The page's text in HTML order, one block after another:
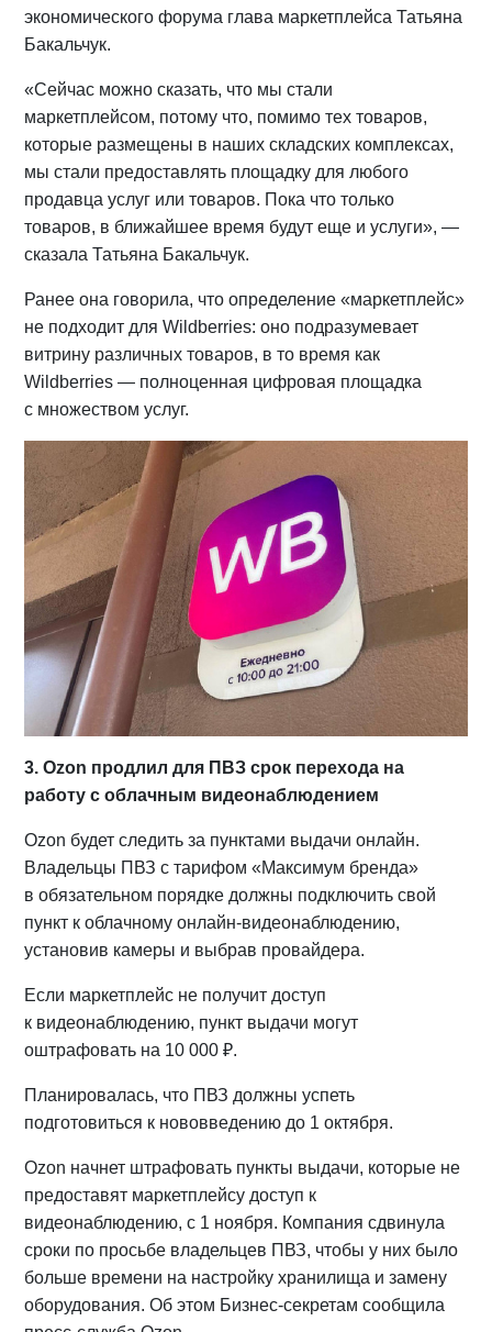
экономического форума глава маркетплейса Татьяна
Бакальчук.
«Сейчас можно сказать, что мы стали
маркетплейсом, потому что, помимо тех товаров,
которые размещены в наших складских комплексах,
мы стали предоставлять площадку для любого
продавца услуг или товаров. Пока что только
товаров, в ближайшее время будут еще и услуги», —
сказала Татьяна Бакальчук.
Ранее она говорила, что определение «маркетплейс»
не подходит для Wildberries: оно подразумевает
витрину различных товаров, в то время как
Wildberries — полноценная цифровая площадка
с множеством услуг.
3. Ozon продлил для ПВЗ срок перехода на
работу с облачным видеонаблюдением
Ozon будет следить за пунктами выдачи онлайн.
Владельцы ПВЗ с тарифом «Максимум бренда»
в обязательном порядке должны подключить свой
пункт к облачному онлайн-видеонаблюдению,
установив камеры и выбрав провайдера.
Если маркетплейс не получит доступ
к видеонаблюдению, пункт выдачи могут
оштрафовать на 10 000 ₽.
Планировалась, что ПВЗ должны успеть
подготовиться к нововведению до 1 октября.
Ozon начнет штрафовать пункты выдачи, которые не
предоставят маркетплейсу доступ к
видеонаблюдению, с 1 ноября. Компания сдвинула
сроки по просьбе владельцев ПВЗ, чтобы у них было
больше времени на настройку хранилища и замену
оборудования. Об этом Бизнес-секретам сообщила